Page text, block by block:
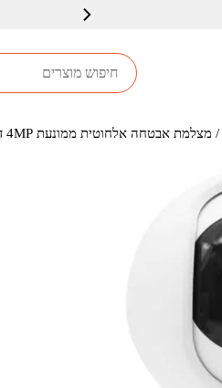
/ מצלמת אבטחה אלחוטית ממונעת 4MP דגם IC-PTZ3 PRO מבית Semicom Smart